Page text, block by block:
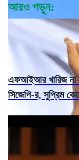
আরও পড়ুন:
এফআইআর খারিজ না
সিজেপি-র, সুপ্রিম